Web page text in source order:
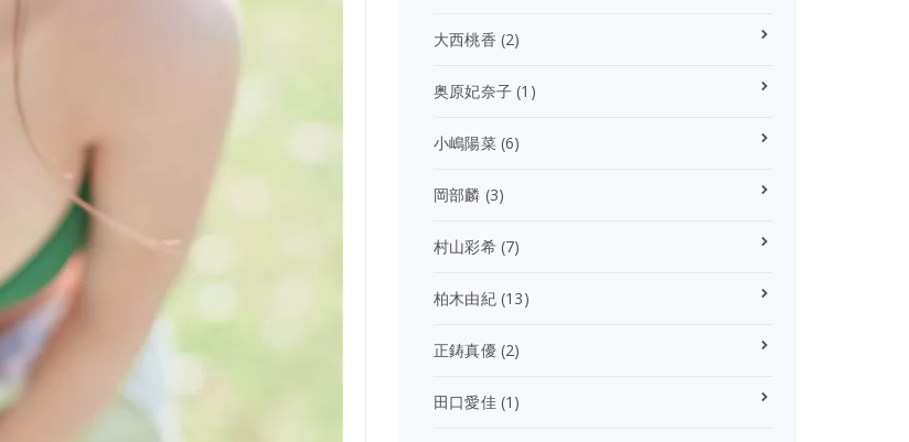
大西桃香 (2)
奥原妃奈子 (1)
小嶋陽菜(6)
岡部麟 (3)
村山彩希(7)
柏木由紀(13)
正鋳真優(2)
田口愛佳(1)